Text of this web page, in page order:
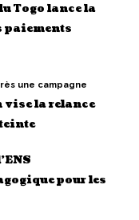
Togo lance la
paiements
une campagne
vise la relance
pour les